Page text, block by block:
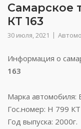
Самарское
КТ 163
30 июля, 2021
Информация о
163
Марка автомобиля:
Гос.номер: Н 799
Год выпуска: 2000г.